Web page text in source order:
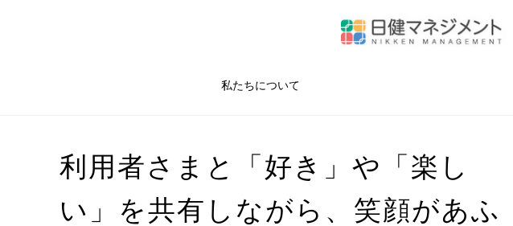
私たちについて
利用者さまと「好き」や「楽し
い」を共有しながら、笑顔があふ